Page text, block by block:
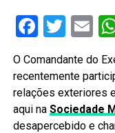
O Comandante do
recentemente
relações exteriores
aqui na Sociedade
desapercebido e